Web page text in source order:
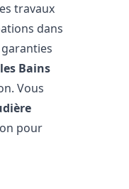
travaux
dans
Bains
Vous
pour